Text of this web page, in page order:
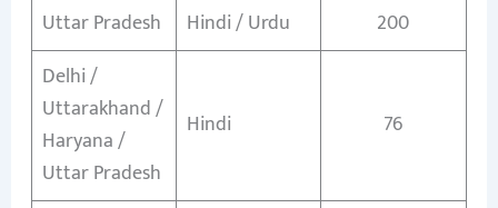
Uttar Pradesh Hindi / Urdu
200
Delhi /
Uttarakhand /
Haryana /
Uttar Pradesh
Hindi 76